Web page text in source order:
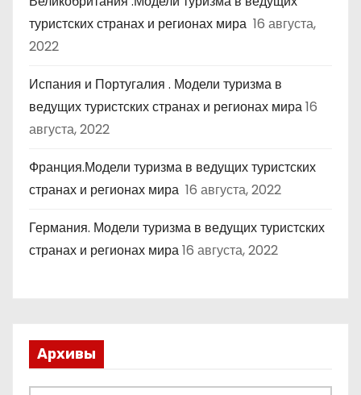
туристских странах и регионах мира 16 августа,
2022
Испания и Португалия . Модели туризма в
ведущих туристских странах и регионах мира16
августа, 2022
Франция.Модели туризма в ведущих туристских
странах и регионах мира 16 августа, 2022
Германия. Модели туризма в ведущих туристских
странах и регионах мира16 августа, 2022
Архивы